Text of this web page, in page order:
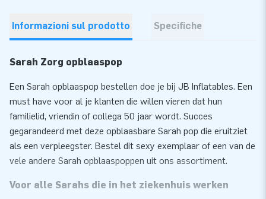
Informazioni sul prodotto Specifiche
Sarah Zorg opblaaspop
Een Sarah opblaaspop bestellen doe je bij JB Inflatables. Een
must have voor al je klanten die willen vieren dat hun
familielid, vriendin of collega 50 jaar wordt. Succes
gegarandeerd met deze opblaasbare Sarah pop die eruitziet
als een verpleegster. Bestel dit sexy exemplaar of een van de
vele andere Sarah opblaaspoppen uit ons assortiment.
Voor alle Sarahs die in het ziekenhuis werken